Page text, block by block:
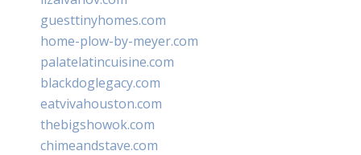
guesttinyhomes.com
home-plow-by-meyer.com
palatelatincuisine.com
blackdoglegacy.com
eatvivahouston.com
thebigshowok.com
chimeandstave.com